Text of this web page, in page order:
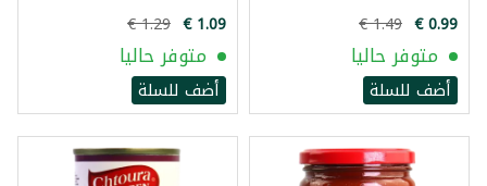
متوفر حاليا
أضف للسلة
متوفر حاليا
أضف للسلة